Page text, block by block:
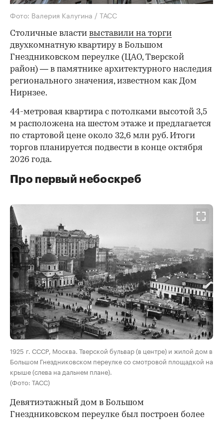
Фото: Валерия Калугина / ТАСС
Столичные властивыставили на торги
двухкомнатную квартиру в Большом
Гнездниковском переулке (ЦАО, Тверской
район) — в памятнике архитектурного наследия
Нирнзее.
44-метровая квартира с потолками высотой 3,5
м расположена на шестом этаже и предлагается
по стартовой цене около 32,6 млн руб. Итоги
торгов планируется подвести в конце октября
2026 года.
Про первый небоскреб
00:00 / 00:00